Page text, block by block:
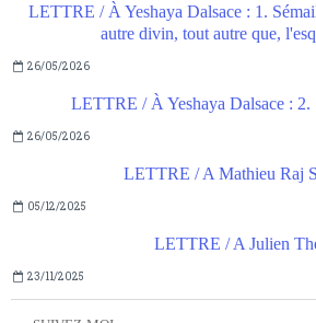
LETTRE / À Yeshaya Dalsace : 1.
autre divin, tout autre que,
26/05/2026
LETTRE / À Yeshaya Dalsace : 2.
26/05/2026
LETTRE / A Mathieu Raj
05/12/2025
LETTRE / A Julien
23/11/2025